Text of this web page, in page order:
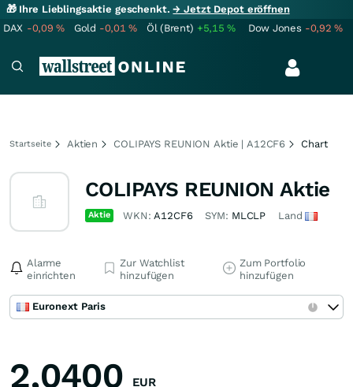
🎁 Ihre Lieblingsaktie geschenkt.→ Jetzt Depot eröffnen
DAX -0,09% Gold -0,01% Öl (Brent) +5,15% Dow Jones -0,92%
Startseite Aktien COLIPAYS REUNION Aktie | A12CF6 Chart
COLIPAYS REUNION Aktie
Aktie WKN:A12CF6 SYM: MLCLP Land
Alarme
einrichten
Zur Watchlist
hinzufügen
Zum Portfolio
hinzufügen
Euronext Paris
2,0400 EUR